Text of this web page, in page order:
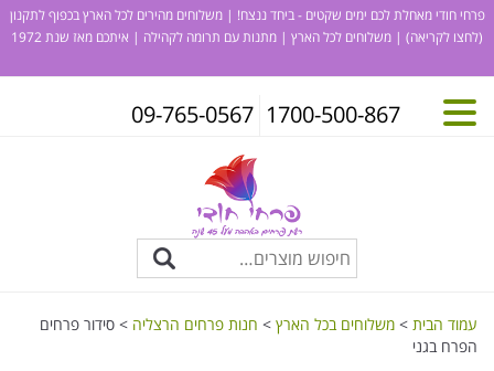
פרחי חודי מאחלת לכם ימים שקטים - ביחד ננצח! | משלוחים מהירים לכל הארץ בכפוף לתקנון
(לחצו לקריאה) | משלוחים לכל הארץ | מתנות עם תרומה לקהילה | איתכם מאז שנת 1972
1700-500-867
09-765-0567
עמוד הבית > משלוחים בכל הארץ > חנות פרחים הרצליה > סידור פרחים
הפרח בגני